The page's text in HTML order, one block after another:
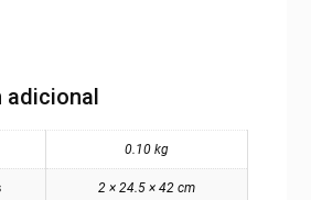
adicional
0.10 kg
2 × 24.5 × 42 cm